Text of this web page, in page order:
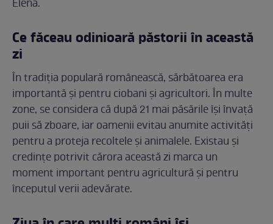
Elena.
Ce făceau odinioară păstorii în această
zi
În tradiția populară românească, sărbătoarea era
importantă și pentru ciobani și agricultori. În multe
zone, se considera că după 21 mai păsările își învață
puii să zboare, iar oamenii evitau anumite activități
pentru a proteja recoltele și animalele. Existau și
credințe potrivit cărora această zi marca un
moment important pentru agricultură și pentru
începutul verii adevărate.